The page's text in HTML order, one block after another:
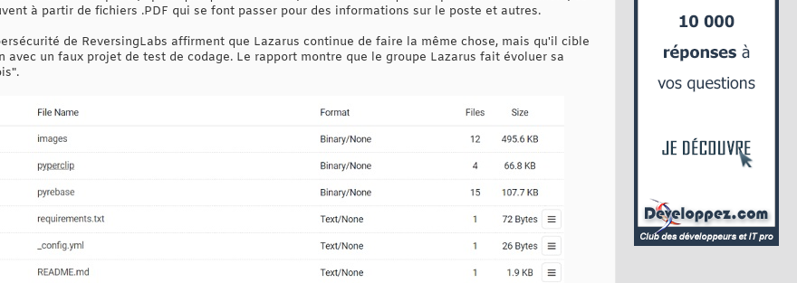
à partir de fichiers .PDF qui se font passer pour des informations sur le poste et autres.
de ReversingLabs affirment que Lazarus continue de faire la même chose, mais qu'il cible
avec un faux projet de test de codage. Le rapport montre que le groupe Lazarus fait évoluer sa